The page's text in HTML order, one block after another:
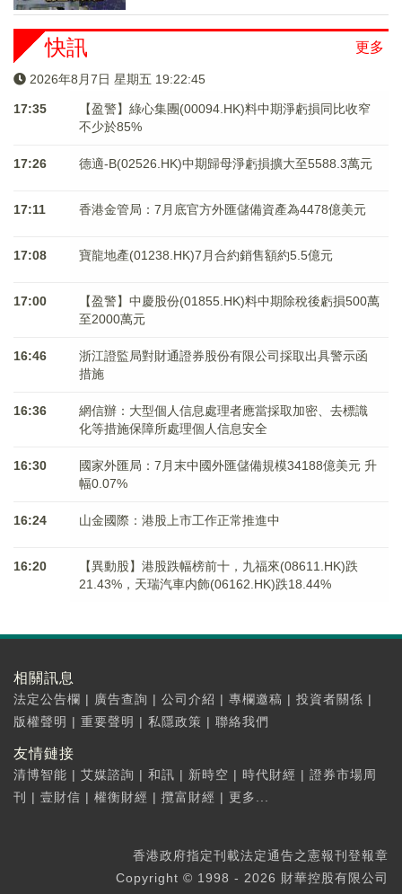
更多
快訊
2026年8月7日 星期五 19:22:45
17:35
【盈警】綠心集團(00094.HK)料中期淨虧損同比收窄
不少於85%
17:26 德適-B(02526.HK)中期歸母淨虧損擴大至5588.3萬元
17:11 香港金管局：7月底官方外匯儲備資產為4478億美元
17:08 寶龍地產(01238.HK)7月合約銷售額約5.5億元
17:00
【盈警】中慶股份(01855.HK)料中期除稅後虧損500萬
至2000萬元
16:46
浙江證監局對財通證券股份有限公司採取出具警示函
措施
16:36
網信辦：大型個人信息處理者應當採取加密、去標識
化等措施保障所處理個人信息安全
16:30
國家外匯局：7月末中國外匯儲備規模34188億美元 升
幅0.07%
16:24 山金國際：港股上市工作正常推進中
16:20
【異動股】港股跌幅榜前十，九福來(08611.HK)跌
21.43%，天瑞汽車内飾(06162.HK)跌18.44%
相關訊息
法定公告欄 | 廣告查詢 | 公司介紹 | 專欄邀稿 | 投資者關係 |
版權聲明 | 重要聲明 | 私隱政策 | 聯絡我們
友情鏈接
清博智能 | 艾媒諮詢 | 和訊 | 新時空 | 時代財經 | 證券市場周
刊
| 壹財信 | 權衡財經 | 攬富財經 | 更多...
香港政府指定刊載法定通告之憲報刊登報章
Copyright © 1998 - 2026 財華控股有限公司